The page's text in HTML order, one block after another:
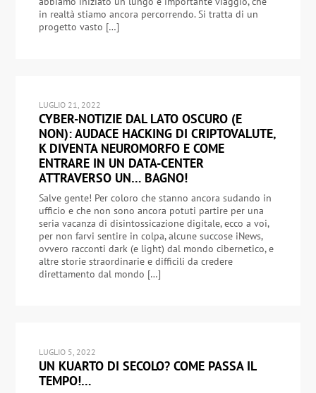
in realtà stiamo ancora percorrendo. Si tratta di un
progetto vasto […]
LUGLIO 21, 2022
CYBER-NOTIZIE DAL LATO OSCURO (E
NON): AUDACE HACKING DI CRIPTOVALUTE,
K DIVENTA NEUROMORFO E COME
ENTRARE IN UN DATA-CENTER
ATTRAVERSO UN… BAGNO!
Salve gente! Per coloro che stanno ancora sudando in
ufficio e che non sono ancora potuti partire per una
seria vacanza di disintossicazione digitale, ecco a voi,
per non farvi sentire in colpa, alcune succose iNews,
ovvero racconti dark (e light) dal mondo cibernetico, e
altre storie straordinarie e difficili da credere
direttamento dal mondo […]
LUGLIO 5, 2022
UN KUARTO DI SECOLO? COME PASSA IL
TEMPO!…